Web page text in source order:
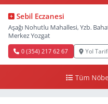
Sebil Eczanesi
Aşağı Nohutlu Mahallesi, Yzb.
Merkez Yozgat
0 (354) 217 62 67 Yol
Tüm